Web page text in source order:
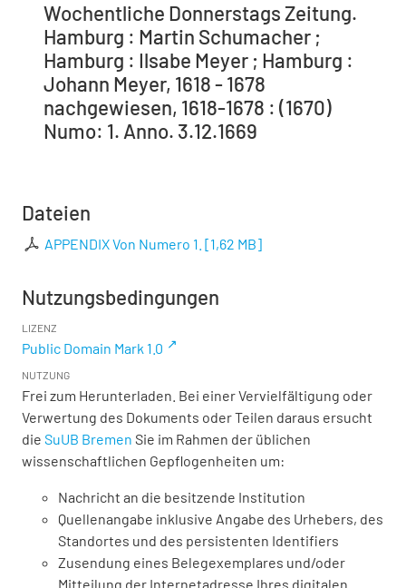
Wochentliche Donnerstags Zeitung.
Hamburg : Martin Schumacher ;
Hamburg : Ilsabe Meyer ; Hamburg :
Johann Meyer, 1618 - 1678
nachgewiesen, 1618-1678 : (1670)
Numo: 1. Anno. 3.12.1669
Dateien
APPENDIX Von Numero 1. [1,62 MB]
Nutzungsbedingungen
LIZENZ
Public Domain Mark 1.0
NUTZUNG
Frei zum Herunterladen. Bei einer Vervielfältigung oder
Verwertung des Dokuments oder Teilen daraus ersucht
die SuUB Bremen Sie im Rahmen der üblichen
wissenschaftlichen Gepflogenheiten um:
Nachricht an die besitzende Institution
Quellenangabe inklusive Angabe des Urhebers, des
Standortes und des persistenten Identifiers
Zusendung eines Belegexemplares und/oder
Mitteilung der Internetadresse Ihres digitalen